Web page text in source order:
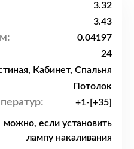
3.32
3.43
0.04197
24
Кабинет, Спальня
Потолок
+1-[+35]
можно, если установить
лампу накаливания